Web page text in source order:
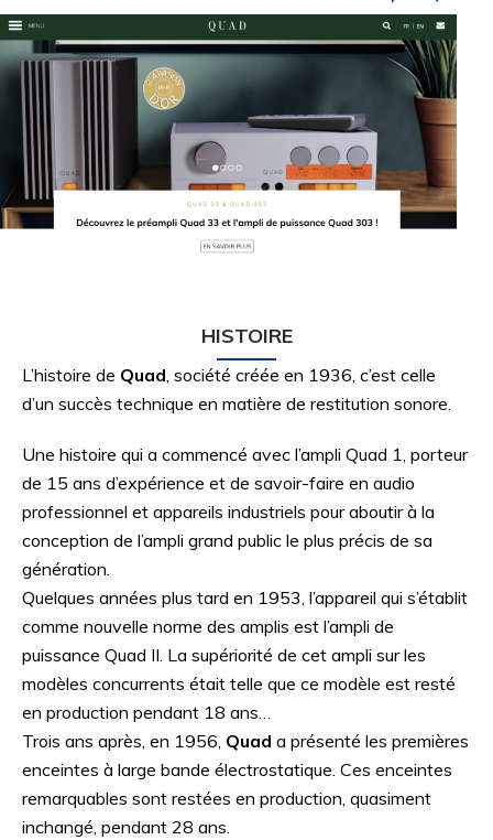
HISTOIRE
L’histoire de Quad, société créée en 1936, c’est celle
d’un succès technique en matière de restitution sonore.
Une histoire qui a commencé avec l’ampli Quad 1, porteur
de 15 ans d’expérience et de savoir-faire en audio
professionnel et appareils industriels pour aboutir à la
conception de l’ampli grand public le plus précis de sa
génération.
Quelques années plus tard en 1953, l’appareil qui s’établit
comme nouvelle norme des amplis est l’ampli de
puissance Quad II. La supériorité de cet ampli sur les
modèles concurrents était telle que ce modèle est resté
en production pendant 18 ans…
Trois ans après, en 1956, Quad a présenté les premières
enceintes à large bande électrostatique. Ces enceintes
remarquables sont restées en production, quasiment
inchangé, pendant 28 ans.